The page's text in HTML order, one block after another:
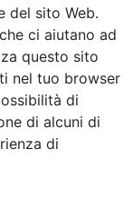
del sito Web.
ci aiutano ad
questo sito
nel tuo browser
di
di alcuni di
di